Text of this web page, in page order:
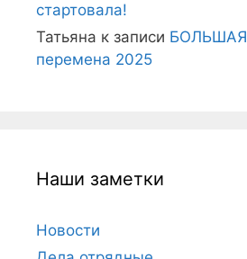
стартовала!
Татьяна к записи БОЛЬШАЯ
перемена 2025
Наши заметки
Новости